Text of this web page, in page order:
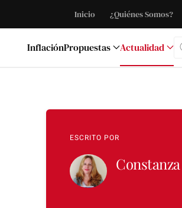
Inicio ¿Quiénes Somos?
InflaciónPropuestas
Actualidad
ESCRITO POR